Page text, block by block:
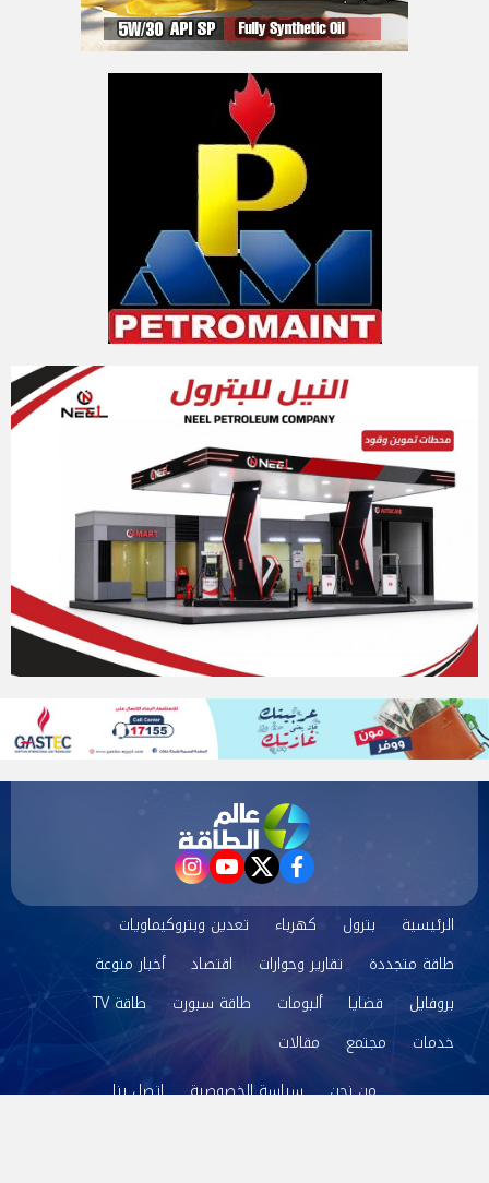
facebook
twitter
youtube
instagram
الرئيسية بترول كهرباء
تعدين وبتروكيماويات
طاقة متجددة
تقارير وحوارات اقتصاد
أخبار منوعة
بروفايل
قضايا ألبومات طاقة سبورت
طاقة TV
خدمات
مجتمع
مقالات
من نحن
سياسة الخصوصية اتصل بنا